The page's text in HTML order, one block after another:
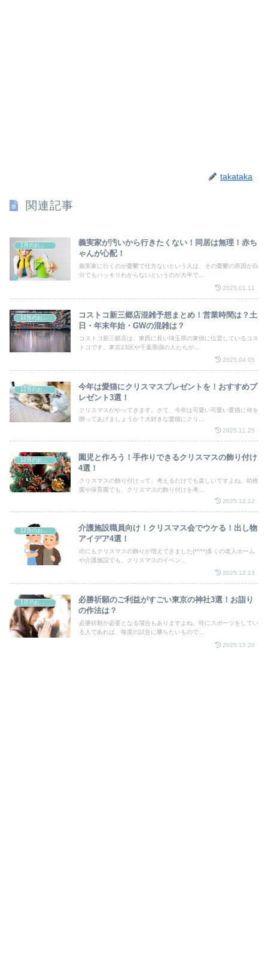
takataka
関連記事
1月のお祭り
義実家が汚いから行きたくない！同居は無理！赤ち
ゃんが心配！
義実家に行くのが憂鬱で仕方ないという人は、その憂鬱の原因が自
分でもハッキリわからないというのが大半で...
2025.01.11
コストコ新三郷店混雑予想まとめ！営業時間は？土
日・年末年始・GWの混雑は？
コストコ新三郷店は、東西に長い埼玉県の東側に位置しているコス
トコです。東京23区や千葉県側の人たちが...
2025.04.05
12月のお祭り
今年は愛猫にクリスマスプレゼントを！おすすめプ
レゼント3選！
クリスマスがやってきます。さて、今年は可愛い可愛い愛猫に何を
贈ってあげましょうか？大好きな愛猫にクリ...
2025.11.25
12月のお祭り
園児と作ろう！手作りできるクリスマスの飾り付け
4選！
クリスマスの飾り付けって、考えるだけでも楽しいですよね。幼稚
園や保育園でも、クリスマスの飾り付けを考...
2025.12.12
介護施設職員向け！クリスマス会でウケる！出し物
アイデア4選！
街にもクリスマスの飾りが増えてきました(*^^*)多くの老人ホーム
や介護施設でも、クリスマスのイベン...
2025.12.13
1月のお祭り
必勝祈願のご利益がすごい東京の神社3選！お詣り
の作法は？
必勝祈願が必要となる場合もありますよね。特にスポーツをしてい
る人であれば、毎度の試合に勝ちたいもので...
2025.12.20